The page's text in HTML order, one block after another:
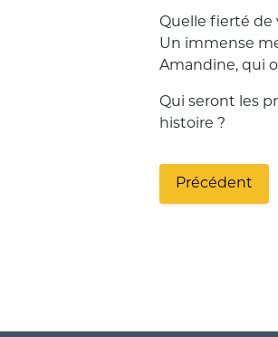
Quelle fierté de
Un immense
Amandine, qui
Qui seront les
histoire ?
Précédent